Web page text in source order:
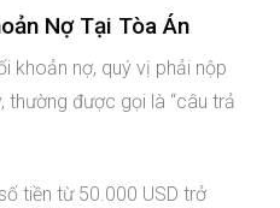
Nợ Tại Tòa Án
khoản nợ, quý vị phải nộp
thường được gọi là “câu trả
tiền từ 50.000 USD trở